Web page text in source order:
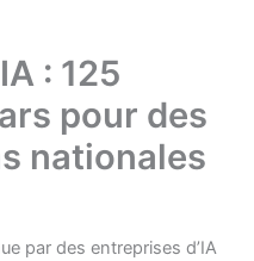
: 125
pour des
nationales
par des entreprises d’IA